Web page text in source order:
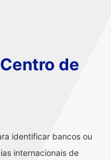
de
identificar bancos ou
internacionais de